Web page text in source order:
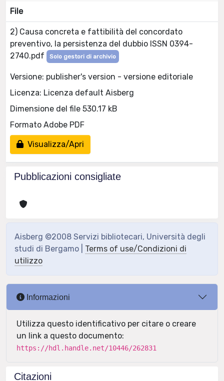
File
2) Causa concreta e fattibilità del concordato
preventivo, la persistenza del dubbio ISSN 0394-
2740.pdf
Solo gestori di archivio
Versione: publisher's version - versione editoriale
Licenza: Licenza default Aisberg
Dimensione del file 530.17 kB
Formato Adobe PDF
Visualizza/Apri
Pubblicazioni consigliate
Aisberg ©2008 Servizi bibliotecari, Università degli
studi di Bergamo | Terms of use/Condizioni di
utilizzo
Informazioni
Utilizza questo identificativo per citare o creare
un link a questo documento:
https://hdl.handle.net/10446/262831
Citazioni